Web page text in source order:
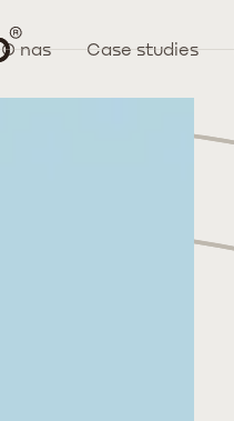
O nas Case studies